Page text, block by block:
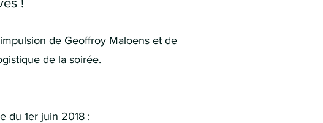
de Geoffroy Maloens et de
de la soirée.
du 1er juin 2018 :